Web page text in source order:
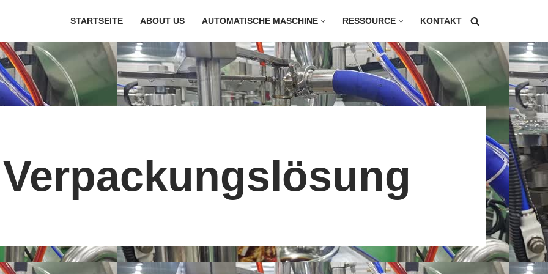
STARTSEITE ABOUT US AUTOMATISCHE MASCHINE
VERPACKUNGSLÖSUNG
FÜR DIE TÜRKEI
AUSGUSSBEUTEL
RÜCKENSIEGELBEUTEL
3-SEITEN-SIEGELBEUTEL
DOY-BEUTEL
RESSOURCE KONTAKT